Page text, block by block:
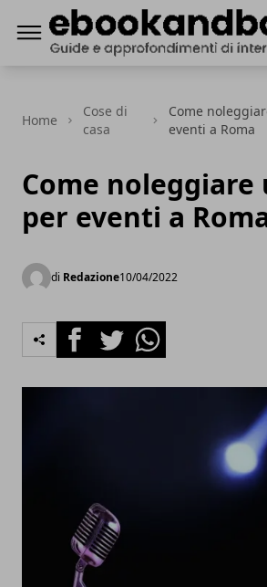
Home
Cose di
casa
Come
eventi a Roma
Come noleggiare
per eventi a
di Redazione10/04/2022
FacebookTwitterWhatsapp